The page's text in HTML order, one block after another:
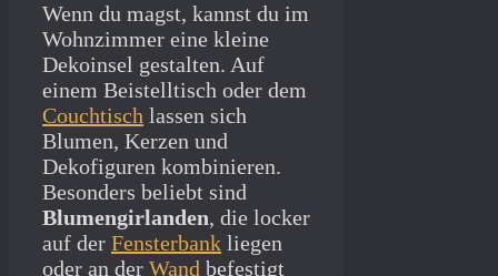
Wenn du magst, kannst du im
Wohnzimmer eine kleine
Dekoinsel gestalten. Auf
einem Beistelltisch oder dem
Couchtisch lassen sich
Blumen, Kerzen und
Dekofiguren kombinieren.
Besonders beliebt sind
Blumengirlanden, die locker
auf der Fensterbank liegen
oder an der Wand befestigt